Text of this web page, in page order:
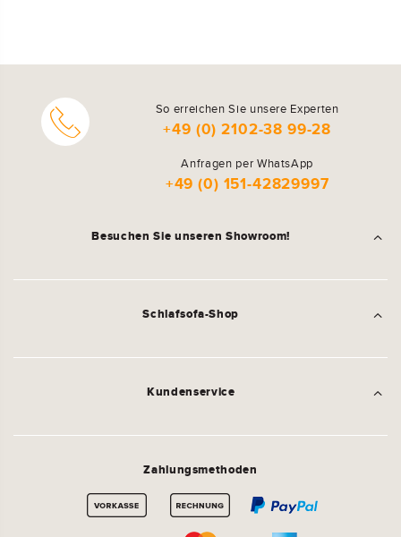
So erreichen Sie unsere Experten
+49 (0) 2102-38 99-28
Anfragen per WhatsApp
+49 (0) 151-42829997
Besuchen Sie unseren Showroom!
Schlafsofa-Shop
Kundenservice
Zahlungsmethoden